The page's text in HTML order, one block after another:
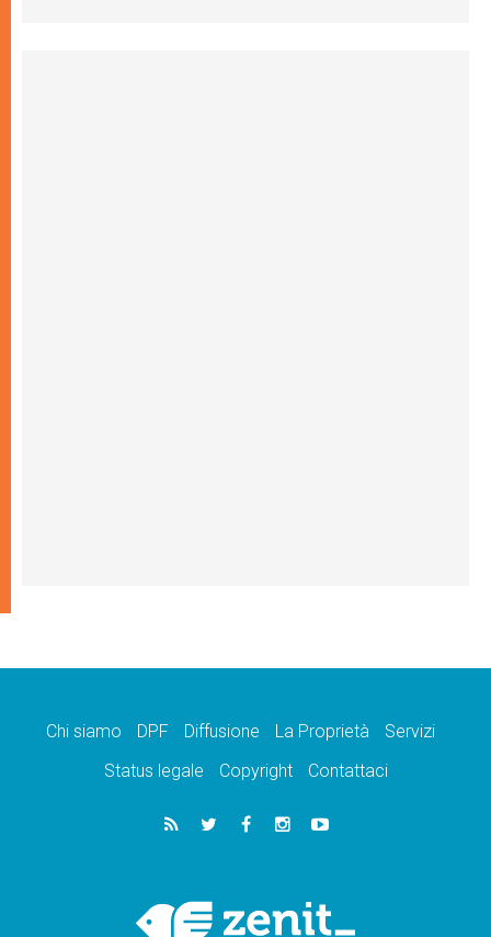
Chi siamo DPF Diffusione La Proprietà
Servizi
Status legale
Copyright Contattaci